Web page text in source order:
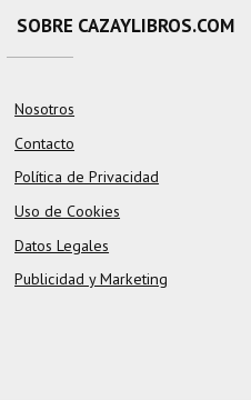
SOBRE CAZAYLIBROS.COM
Nosotros
Contacto
Política de Privacidad
Uso de Cookies
Datos Legales
Publicidad y Marketing